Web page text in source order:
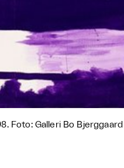
Foto: Galleri Bo Bjerggaard